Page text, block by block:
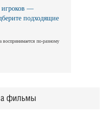
(на русском)
игроков —
подходящие
по-разному
фильмы